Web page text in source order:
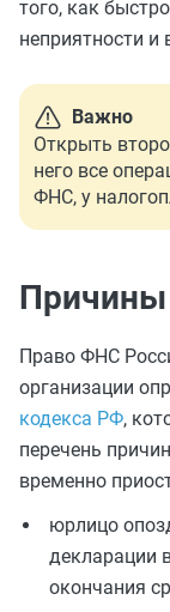
того, как
неприятности и
Важно
Открыть
него все
ФНС, у
Причины
Право ФНС
организации
кодекса РФ,
перечень
временно
юрлицо
декларации
окончания